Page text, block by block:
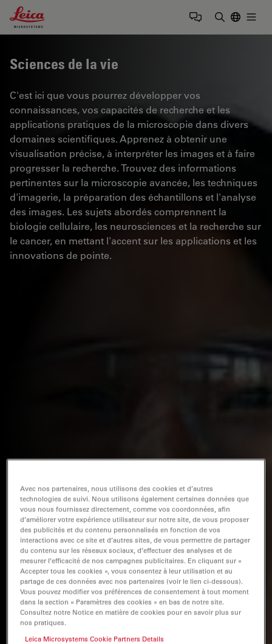
Leica Microsystems Logo
Sciences de la vie
C'est ici que vous pourrez développer vos
connaissances, vos capacités de recherche et les
applications pratiques de la microscopie dans divers
domaines scientifiques. Apprenez à obtenir une
visualisation précise, à interpréter les images et à faire
progresser la recherche. Trouvez des informations
pertinentes sur la microscopie avancée, les techniques
d'imagerie, la préparation des échantillons et l'analyse
des images. Les sujets abordés comprennent la
biologie cellulaire, les neurosciences et la recherche sur
le cancer, en mettant l'accent sur les applications et les
innovations de pointe.
Avec nos partenaires, nous utilisons des cookies et d’autres
technologies de suivi. Nous utilisons également certaines données que
vous nous fournissez directement, comme vos coordonnées, afin
d’améliorer votre expérience utilisateur sur notre site, de vous proposer
des publicités et du contenu personnalisés en fonction de vos
interactions avec ce site et d’autres sites, de vous permettre de partager
du contenu sur les réseaux sociaux, d’effectuer des analyses et de
mesurer l’efficacité de nos campagnes publicitaires. En cliquant sur «
Accepter tous les cookies », vous consentez à leur utilisation et au
partage de ces données avec nos partenaires (voir le lien ci-dessous).
Vous pouvez modifier vos préférences de consentement à tout moment
dans la section « Paramètres des cookies » en bas de notre site.
Consultez notre Notice en matière de cookies pour en savoir plus sur
nos pratiques.
Leica Microsystems Cookie Partners Details